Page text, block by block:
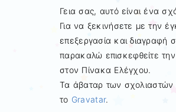
Γεια σας, αυτό είναι ένα
Για να ξεκινήσετε με την
επεξεργασία και διαγραφή
παρακαλώ επισκεφθείτε
στον Πίνακα Ελέγχου.
Τα άβαταρ των σχολιαστών
το Gravatar.